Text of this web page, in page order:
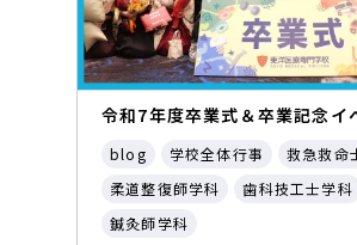
令和7年度卒業式＆卒業記念イ
blog 学校全体行事
救急救命
柔道整復師学科
歯科技工士学科
鍼灸師学科